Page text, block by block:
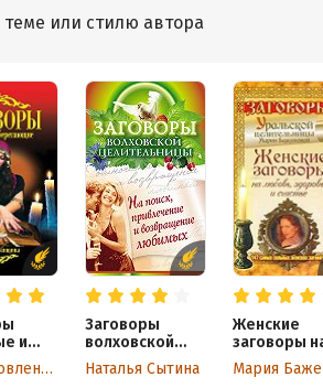
или стилю автора
и
Неустановленный автор
Заговоры
волховской
целительницы
на поиск,
Наталья Сытина
Женские
заговоры
любовь,
здоровье и